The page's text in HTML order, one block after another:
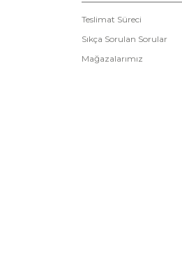
Teslimat Süreci
Sıkça Sorulan Sorular
Mağazalarımız